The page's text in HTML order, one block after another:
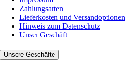
Zahlungsarten
Lieferkosten und Versandoptionen
Hinweis zum Datenschutz
Unser Geschäft
Unsere Geschäfte